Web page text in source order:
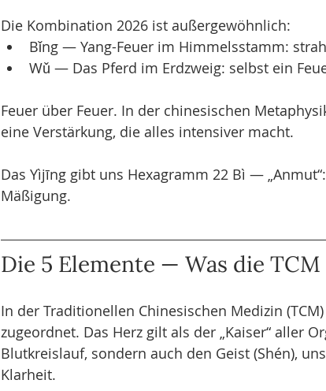
Die Kombination 2026 ist außergewöhnlich:
Bǐng — Yang-Feuer im Himmelsstamm:
Wǔ — Das Pferd im Erdzweig: selbst ein
Feuer über Feuer. In der chinesischen
eine Verstärkung, die alles intensiver macht.
Das Yìjīng gibt uns Hexagramm 22 Bì —
Mäßigung.
Die 5 Elemente — Was die
In der Traditionellen Chinesischen Medizin
zugeordnet. Das Herz gilt als der „Kaiser“ aller
Blutkreislauf, sondern auch den Geist (Shén),
Klarheit.